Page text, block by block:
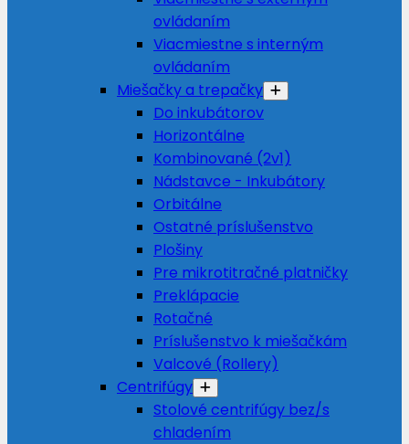
ovládaním
Viacmiestne s interným
ovládaním
Miešačky a trepačky
Do inkubátorov
Horizontálne
Kombinované (2v1)
Nádstavce - Inkubátory
Orbitálne
Ostatné príslušenstvo
Plošiny
Pre mikrotitračné platničky
Preklápacie
Rotačné
Príslušenstvo k miešačkám
Valcové (Rollery)
Centrifúgy
Stolové centrifúgy bez/s
chladením